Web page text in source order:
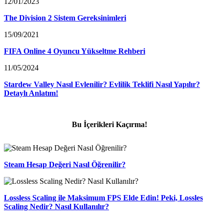
The Division 2 Sistem Gereksinimleri
15/09/2021
FIFA Online 4 Oyuncu Yükseltme Rehberi
11/05/2024
Stardew Valley Nasıl Evlenilir? Evlilik Teklifi Nasıl Yapılır?
Detaylı Anlatım!
Bu İçerikleri Kaçırma!
Steam Hesap Değeri Nasıl Öğrenilir?
Lossless Scaling ile Maksimum FPS Elde Edin! Peki, Lossles
Scaling Nedir? Nasıl Kullanılır?